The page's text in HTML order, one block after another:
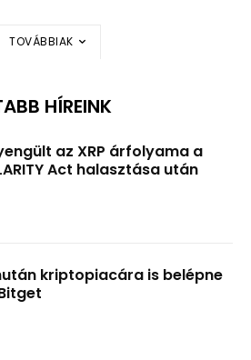
TOVÁBBIAK
HÍREINK
az XRP árfolyama a
Act halasztása után
kriptopiacára is belépne